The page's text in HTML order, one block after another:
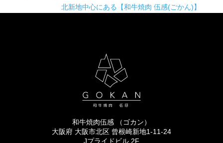
北新地中心にある【和牛焼肉 伍感(ごかん)】
和牛焼肉伍感 （ゴカン）
大阪府 大阪市北区 曾根崎新地1-11-24
Jプライドビル 2F